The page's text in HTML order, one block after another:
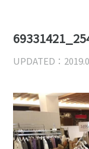
UPDATED：